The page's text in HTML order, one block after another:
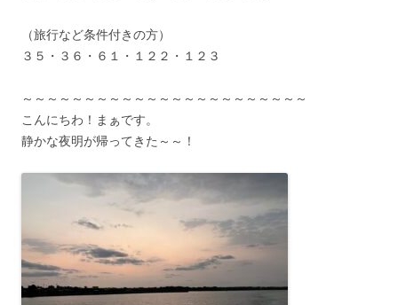
（旅行など条件付きの方）
３５・３６・６１・１２２・１２３
～～～～～～～～～～～～～～～～～～～～～～～
こんにちわ！まぁです。
静かな夜明が帰ってきた～～！